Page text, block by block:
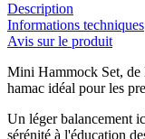
Description
Informations techniques
Avis sur le produit
Mini Hammock Set, de
hamac idéal pour les
Un léger balancement
sérénité à l'éducation